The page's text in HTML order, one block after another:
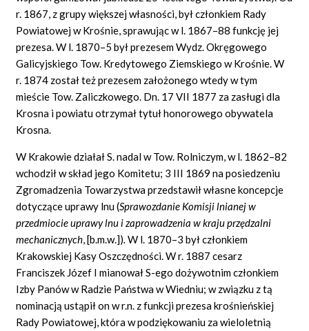
r. 1867, z grupy większej własności, był członkiem Rady
Powiatowej w Krośnie, sprawując w l. 1867–88 funkcję jej
prezesa. W l. 1870–5 był prezesem Wydz. Okręgowego
Galicyjskiego Tow. Kredytowego Ziemskiego w Krośnie. W
r. 1874 został też prezesem założonego wtedy w tym
mieście Tow. Zaliczkowego. Dn. 17 VII 1877 za zasługi dla
Krosna i powiatu otrzymał tytuł honorowego obywatela
Krosna.
W Krakowie działał S. nadal w Tow. Rolniczym, w l. 1862–82
wchodził w skład jego Komitetu; 3 III 1869 na posiedzeniu
Zgromadzenia Towarzystwa przedstawił własne koncepcje
dotyczące uprawy lnu (Sprawozdanie Komisji lnianej w
przedmiocie uprawy lnu i zaprowadzenia w kraju przędzalni
mechanicznych, [b.m.w.]).W l. 1870–3 był członkiem
Krakowskiej Kasy Oszczędności. W r. 1887 cesarz
Franciszek Józef I mianował S-ego dożywotnim członkiem
Izby Panów w Radzie Państwa w Wiedniu; w związku z tą
nominacją ustąpił on w r.n. z funkcji prezesa krośnieńskiej
Rady Powiatowej, która w podziękowaniu za wieloletnią